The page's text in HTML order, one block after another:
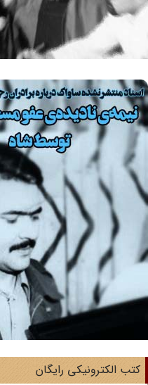
الکترونیکی رایگان